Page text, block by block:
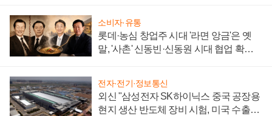
소비자·유통
롯데·농심 창업주 시대 '라면 앙금'은 옛
말, '사촌' 신동빈·신동원 시대 협업 확대
전자·전기·정보통신
외신 "삼성전자 SK하이닉스 중국 공장용
현지 생산 반도체 장비 시험, 미국 수출통